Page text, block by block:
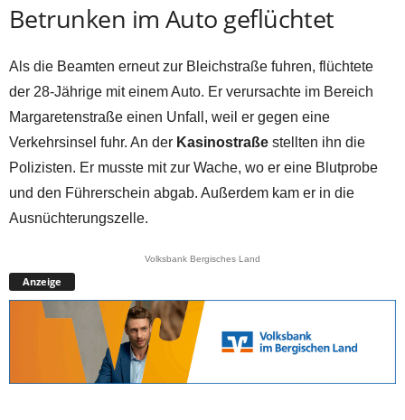
Betrunken im Auto geflüchtet
Als die Beamten erneut zur Bleichstraße fuhren, flüchtete
der 28-Jährige mit einem Auto. Er verursachte im Bereich
Margaretenstraße einen Unfall, weil er gegen eine
Verkehrsinsel fuhr. An der Kasinostraße stellten ihn die
Polizisten. Er musste mit zur Wache, wo er eine Blutprobe
und den Führerschein abgab. Außerdem kam er in die
Ausnüchterungszelle.
Volksbank Bergisches Land
Anzeige